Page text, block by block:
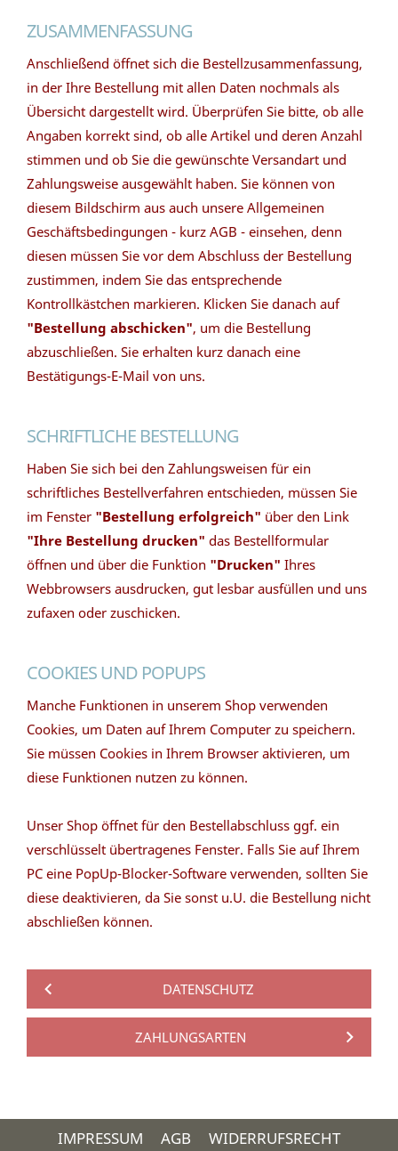
ZUSAMMENFASSUNG
Anschließend öffnet sich die Bestellzusammenfassung,
in der Ihre Bestellung mit allen Daten nochmals als
Übersicht dargestellt wird. Überprüfen Sie bitte, ob alle
Angaben korrekt sind, ob alle Artikel und deren Anzahl
stimmen und ob Sie die gewünschte Versandart und
Zahlungsweise ausgewählt haben. Sie können von
diesem Bildschirm aus auch unsere Allgemeinen
Geschäftsbedingungen - kurz AGB - einsehen, denn
diesen müssen Sie vor dem Abschluss der Bestellung
zustimmen, indem Sie das entsprechende
Kontrollkästchen markieren. Klicken Sie danach auf
"Bestellung abschicken", um die Bestellung
abzuschließen. Sie erhalten kurz danach eine
Bestätigungs-E-Mail von uns.
SCHRIFTLICHE BESTELLUNG
Haben Sie sich bei den Zahlungsweisen für ein
schriftliches Bestellverfahren entschieden, müssen Sie
im Fenster "Bestellung erfolgreich" über den Link
"Ihre Bestellung drucken" das Bestellformular
öffnen und über die Funktion "Drucken" Ihres
Webbrowsers ausdrucken, gut lesbar ausfüllen und uns
zufaxen oder zuschicken.
COOKIES UND POPUPS
Manche Funktionen in unserem Shop verwenden
Cookies, um Daten auf Ihrem Computer zu speichern.
Sie müssen Cookies in Ihrem Browser aktivieren, um
diese Funktionen nutzen zu können.
Unser Shop öffnet für den Bestellabschluss ggf. ein
verschlüsselt übertragenes Fenster. Falls Sie auf Ihrem
PC eine PopUp-Blocker-Software verwenden, sollten Sie
diese deaktivieren, da Sie sonst u.U. die Bestellung nicht
abschließen können.
DATENSCHUTZ
ZAHLUNGSARTEN
IMPRESSUM AGB
WIDERRUFSRECHT